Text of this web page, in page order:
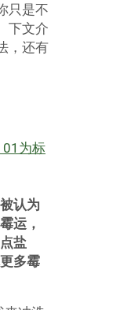
只是不
下文介
，还有
认为
运，
盐
多霉